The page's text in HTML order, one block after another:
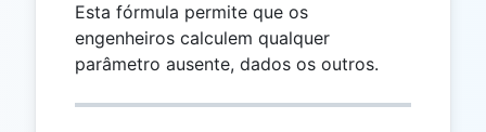
Esta fórmula permite que os
engenheiros calculem qualquer
parâmetro ausente, dados os outros.